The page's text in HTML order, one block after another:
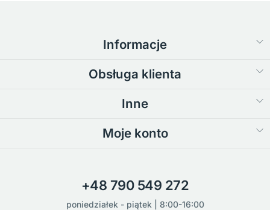
Informacje
Obsługa klienta
Inne
Moje konto
+48 790 549 272
poniedziałek - piątek | 8:00-16:00